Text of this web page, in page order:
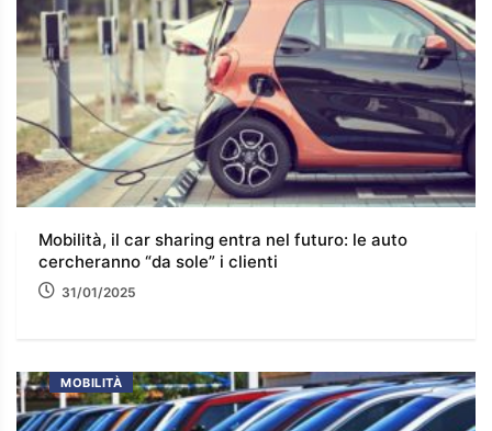
Mobilità, il car sharing entra nel futuro: le auto
cercheranno “da sole” i clienti
31/01/2025
MOBILITÀ